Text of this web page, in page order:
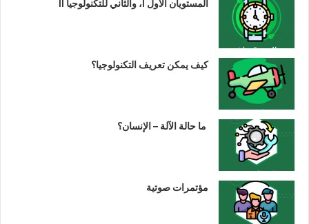
المستويان الأول I، والثاني للتكنولوجيا II
كيف يمكن تعريف التكنولوجيا؟
ما حالة الآلة – الإنسان؟
مؤتمرات صوتية